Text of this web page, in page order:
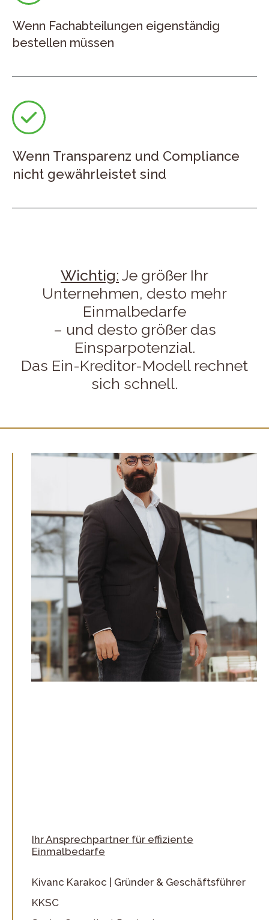
Wenn Fachabteilungen eigenständig
bestellen müssen
Wenn Transparenz und Compliance
nicht gewährleistet sind
Wichtig: Je größer Ihr
Unternehmen, desto mehr
Einmalbedarfe
– und desto größer das
Einsparpotenzial.
Das Ein-Kreditor-Modell rechnet
sich schnell.
Ihr Ansprechpartner für effiziente
Einmalbedarfe
Kivanc Karakoc | Gründer & Geschäftsführer
KKSC